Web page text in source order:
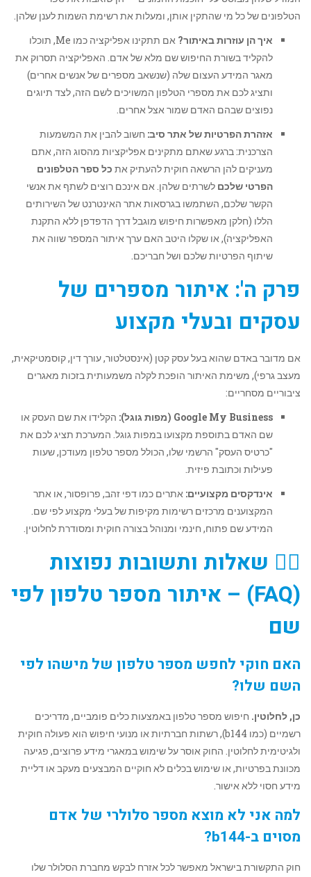
הטלפונים של כל מי שהתקין אותן, ומעלות את רשימת השמות לענן שלהן.
איך הן עוזרות באיתור?
אם תתקינו אפליקציה כמו Me, תוכלו
להקליד בשורת החיפוש שם מלא של אדם. האפליקציה תסרוק את
מאגר המידע העצום שלה (שנשאב מספרים של אנשים אחרים)
ותציג לכם את מספרי הטלפון המשויכים לשם הזה, לצד תיוגים
נפוצים שבהם האדם שמור אצל אחרים.
אזהרת הפרטיות של אתר סיב: חשוב להבין את המשמעות
הצרכנית: ברגע שאתם מתקינים אפליקציות מהסוג הזה, אתם
מעניקים להן הרשאה חוקית להעתיק את כל ספר הטלפונים
הפרטי שלכם לשרתים שלהן. אם אינכם רוצים לשתף את אנשי
הקשר שלכם, השתמשו בגרסאות אתר האינטרנט של השירותים
הללו (חלקן מאפשרות חיפוש מוגבל דרך הדפדפן ללא התקנת
האפליקציה), או שקלו היטב האם ערך איתור המספר שווה את
שיתוף הפרטיות שלכם ושל חבריכם.
פרק ה': איתור מספרים של
עסקים ובעלי מקצוע
אם מדובר באדם שהוא בעל עסק קטן (אינסטלטור, עורך דין, קוסמטיקאית,
מעצב גרפי), משימת האיתור הופכת לקלה משמעותית בזכות מאגרים
ציבוריים מסחריים:
Google My Business (מפות גוגל):
הקלידו את שם העסק או
שם האדם בתוספת מקצועו במפות גוגל. המערכת תציג לכם את
"כרטיס העסק" הרשמי שלו, הכולל מספר טלפון מעודכן, שעות
פעילות וכתובת פיזית.
אינדקסים מקצועיים: אתרים כמו דפי זהב, פרופסור, או אתר
המקצוענים מרכזים רשימות מקיפות של בעלי מקצוע לפי שם.
המידע שם פתוח, חינמי ומנוהל בצורה חוקית ומסודרת לחלוטין.
🙋‍♂️ שאלות ותשובות נפוצות
(FAQ) – איתור מספר טלפון לפי
שם
האם חוקי לחפש מספר טלפון של מישהו לפי
השם שלו?
כן, לחלוטין. חיפוש מספר טלפון באמצעות כלים פומביים, מדריכים
רשמיים (כמו b144), רשתות חברתיות או מנועי חיפוש הוא פעולה חוקית
ולגיטימית לחלוטין. החוק אוסר על שימוש במאגרי מידע פרוצים, פגיעה
מכוונת בפרטיות, או שימוש בכלים לא חוקיים המבצעים מעקב או דליית
מידע חסוי ללא אישור.
למה אני לא מוצא מספר סלולרי של אדם
מסוים ב-b144?
חוק התקשורת בישראל מאפשר לכל אזרח לבקש מחברת הסלולר שלו